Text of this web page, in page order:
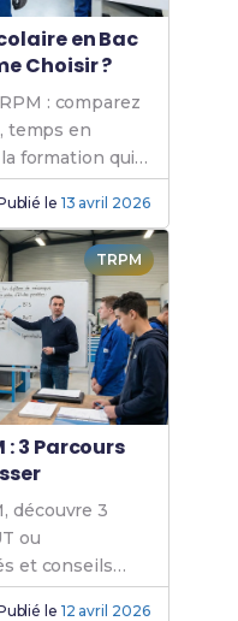
en Bac
Choisir ?
: comparez
temps en
formation qui
le 13 avril 2026
TRPM
: 3 Parcours
découvre 3
ou
et conseils
le 12 avril 2026